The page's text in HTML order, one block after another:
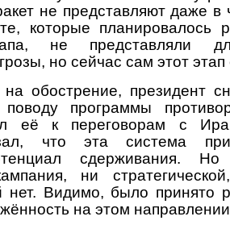
не представляют даже в
которые планировалось
не представляли
но сейчас сам этот
обострение, президент
программы
её к переговорам с
что эта система
сдерживания.
ни
нет. Видимо, было принято
на этом